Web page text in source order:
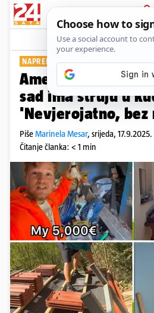
Show
NAPREDAK U OBNOVI
Amerikanac iz
sad ima struju u
'Nevjerojatno, bez
PišeMarinela Mesar, srijeda,
Čitanje članka: < 1 min